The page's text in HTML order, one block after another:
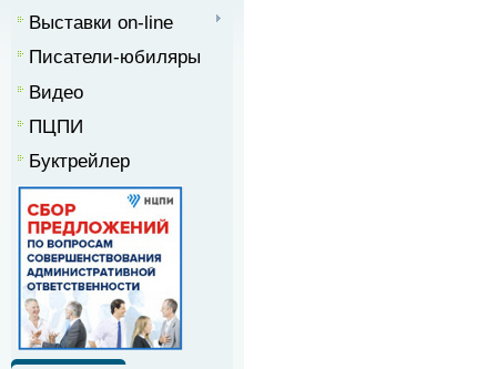
Выставки on-line
Писатели-юбиляры
Видео
ПЦПИ
Буктрейлер